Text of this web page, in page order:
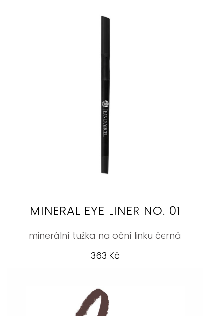
MINERAL EYE LINER NO. 01
minerální tužka na oční linku černá
363 Kč